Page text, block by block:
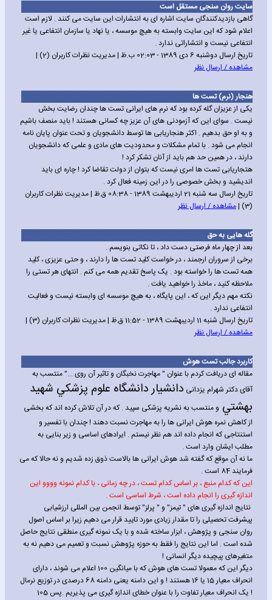
سایت روان سنجی مستقل است
گاهی بازدیدکنندگان سایت اشاره ای به انتشارات این سایت می کنند . لازم است
اعلام شود که این سایت وابسته به هیچ موسسه ، یا نهاد یا سازمان انتفاعی یا غیر
انتفاعی نیست و انتشاراتی ندارد .
تاریخ ارسال دوشنبه 6 دی 1389 - 02:03 ب.ظ | مدیریت نظرات کاربران (2) |
مشاهده / ارسال نظر
هنجار (نرم) تست ها
یکی از عزیزان گله کرده بود که نرم های ایرانی تست ها چندان رضایت بخش
نیست . سوای این که آزمودنی های آن عزیز چه کسانی هستند ! باید منصف باشیم
و به او حق بدهیم . اکثر هنجاریابی ها توسط دانشجویان و تحت عنوان پایان نامه
انجام می شود . با تمام مشکلات و محدودیت های مادی و علمی که دانشجویان
دارند ، در همین حد هم باید از آنان تشکر کرد !
هتجاریابی تست ها امری نیست که بتوان از دولت تقاضا کرد ! چاره ای باید
اندیشید و بخش خصوصی را در این زمینه فعال کرد .
تاریخ ارسال سه شنبه 21 اردیبهشت 1389 - 08:38 ق.ظ | مدیریت نظرات کاربران
(3) |
مشاهده / ارسال نظر
گله هایی به حق
بعد از چهار ماه فرصتی دست داد ، تا نکاتی بنویسم .
برخی از سروران ارجمند ، در خواست کلید تست ها را دارند ، و حتی عزیزی ، کلید
همه تست ها را خواسته بود . یک پاسخ تقدیم همه می کنم . انتهای هر تستی را
ملاحظه کنید ، ماخذ را خواهید یافت .
نکته مهم دیگر این که ، این پایگاه ، به هیچ موسسه ای وابسته نیست و فعالیت
انتفاعی ندارد .
تاریخ ارسال شنبه 11 اردیبهشت 1389 - 11:52 ق.ظ | مدیریت نظرات کاربران (3) |
مشاهده / ارسال نظر
کاربرد جالب تست هوش
مقاله ای دریافت کردم با عنوان " مهاجرت نخبگان و تاثیر آن روی ..." منتسب به
آقای دکتر شهرام یزدانی دانشيار دانشگاه علوم پزشکي شهيد
بهشتي و منتسب به نشریه پزشکی سپید . که در آن تلاش کرده اند که بخشی
از کاهش نمره هوش ایرانی ها را به مهاجرت نسبت دهند !چندان با تفسیر و
استنتاجی که انجام داده اند هم نظر نیستم . ایرادهای اساسی و زیر بنایی به
مطلب ایشان وارد است .
ما نه آن موقع که گفته شد هوش ایرانی ها بالاست ذوق زده شدیم و نه حالا که می
فرمایند 84 است .
این که کدام منبع ، بر اساس کدام تست ، در چه زمانی ، با کدام نمونه وووو این
اندازه گیری را انجام داده است ، شرط اساسی است .
نتایج اندازه گیری های " تیمز" و " پرلز" توسط انجمن بین المللی ارزشیابی
پیشرفت تحصیلی را تا مقدار زیادی مورد تایید قرار می دهیم زیرا بر اساس اصول
روان سنجی و پژوهش ، ابزار ساخته شده و با یک نمونه گیری منطقی نتایج حاصل
شده است . اما این نتایج را فقط به حوزه پژوهش نسبت و تعمیم می دهیم نه به
متغیرهای پیچیده دیگر انسانی !
دیگر این که معمولا تست های هوش که با میانگین 100 اعلام می شوند ، دارای
انحراف معیار 15 یا 16 هستند ! و این دامنه یعنی دامنه 68 درصدی در توزیع نرمال
! یک انحراف معیار تفاوت را با عنوان خطای اندازه گیری می پذیریم .پس 105